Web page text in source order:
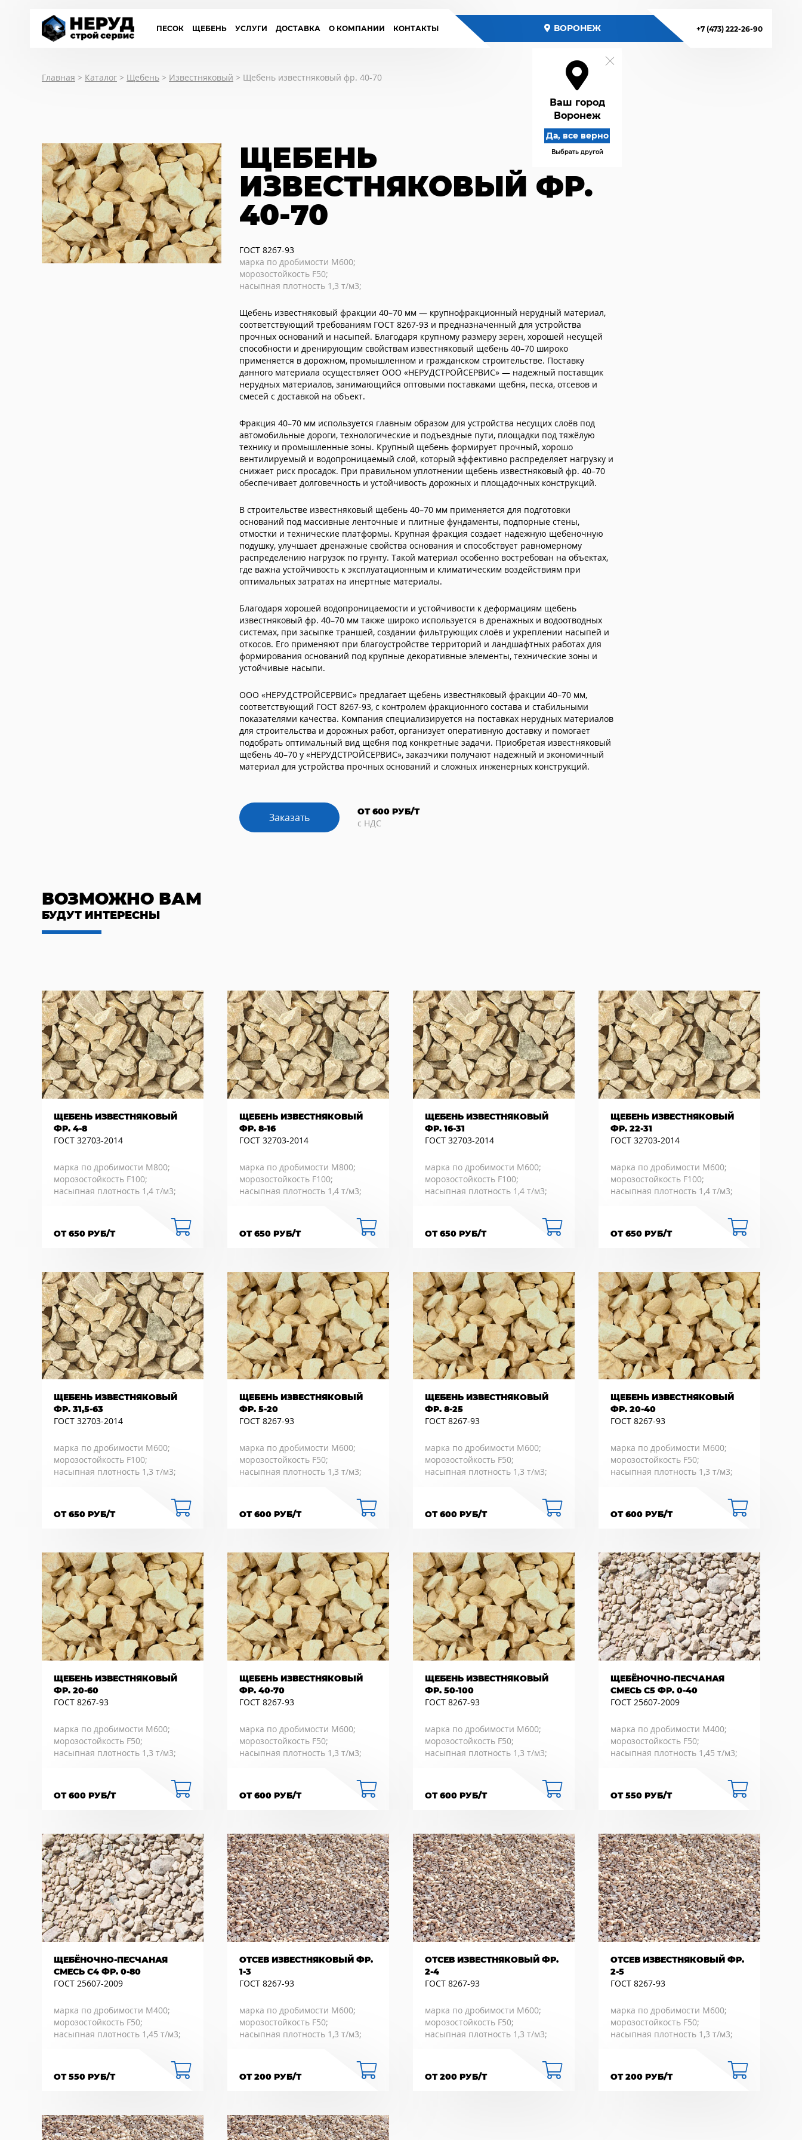
ПЕСОК ЩЕБЕНЬ УСЛУГИ ДОСТАВКА О КОМПАНИИ КОНТАКТЫ ВОРОНЕЖ
Ваш город
Воронеж
Да, все верно
Выбрать другой
+7 (473) 222-26-90
Главная > Каталог > Щебень > Известняковый > Щебень известняковый фр. 40-70
ЩЕБЕНЬ
ИЗВЕСТНЯКОВЫЙ ФР.
40-70
ГОСТ 8267-93
марка по дробимости М600;
морозостойкость F50;
насыпная плотность 1,3 т/м3;
Щебень известняковый фракции 40–70 мм — крупнофракционный нерудный материал,
соответствующий требованиям ГОСТ 8267-93 и предназначенный для устройства
прочных оснований и насыпей. Благодаря крупному размеру зерен, хорошей несущей
способности и дренирующим свойствам известняковый щебень 40–70 широко
применяется в дорожном, промышленном и гражданском строительстве. Поставку
данного материала осуществляет ООО «НЕРУДСТРОЙСЕРВИС» — надежный поставщик
нерудных материалов, занимающийся оптовыми поставками щебня, песка, отсевов и
смесей с доставкой на объект.
Фракция 40–70 мм используется главным образом для устройства несущих слоёв под
автомобильные дороги, технологические и подъездные пути, площадки под тяжёлую
технику и промышленные зоны. Крупный щебень формирует прочный, хорошо
вентилируемый и водопроницаемый слой, который эффективно распределяет нагрузку и
снижает риск просадок. При правильном уплотнении щебень известняковый фр. 40–70
обеспечивает долговечность и устойчивость дорожных и площадочных конструкций.
В строительстве известняковый щебень 40–70 мм применяется для подготовки
оснований под массивные ленточные и плитные фундаменты, подпорные стены,
отмостки и технические платформы. Крупная фракция создает надежную щебеночную
подушку, улучшает дренажные свойства основания и способствует равномерному
распределению нагрузок по грунту. Такой материал особенно востребован на объектах,
где важна устойчивость к эксплуатационным и климатическим воздействиям при
оптимальных затратах на инертные материалы.
Благодаря хорошей водопроницаемости и устойчивости к деформациям щебень
известняковый фр. 40–70 мм также широко используется в дренажных и водоотводных
системах, при засыпке траншей, создании фильтрующих слоёв и укреплении насыпей и
откосов. Его применяют при благоустройстве территорий и ландшафтных работах для
формирования оснований под крупные декоративные элементы, технические зоны и
устойчивые насыпи.
ООО «НЕРУДСТРОЙСЕРВИС» предлагает щебень известняковый фракции 40–70 мм,
соответствующий ГОСТ 8267-93, с контролем фракционного состава и стабильными
показателями качества. Компания специализируется на поставках нерудных материалов
для строительства и дорожных работ, организует оперативную доставку и помогает
подобрать оптимальный вид щебня под конкретные задачи. Приобретая известняковый
щебень 40–70 у «НЕРУДСТРОЙСЕРВИС», заказчики получают надежный и экономичный
материал для устройства прочных оснований и сложных инженерных конструкций.
Заказать ОТ 600 РУБ/Т
с НДС
ВОЗМОЖНО ВАМ
БУДУТ ИНТЕРЕСНЫ
ЩЕБЕНЬ ИЗВЕСТНЯКОВЫЙ
ФР. 4-8
ГОСТ 32703-2014
марка по дробимости М800;
морозостойкость F100;
насыпная плотность 1,4 т/м3;
ОТ 650 РУБ/Т
ЩЕБЕНЬ ИЗВЕСТНЯКОВЫЙ
ФР. 8-16
ГОСТ 32703-2014
марка по дробимости М800;
морозостойкость F100;
насыпная плотность 1,4 т/м3;
ОТ 650 РУБ/Т
ЩЕБЕНЬ ИЗВЕСТНЯКОВЫЙ
ФР. 16-31
ГОСТ 32703-2014
марка по дробимости М600;
морозостойкость F100;
насыпная плотность 1,4 т/м3;
ОТ 650 РУБ/Т
ЩЕБЕНЬ ИЗВЕСТНЯКОВЫЙ
ФР. 22-31
ГОСТ 32703-2014
марка по дробимости М600;
морозостойкость F100;
насыпная плотность 1,4 т/м3;
ОТ 650 РУБ/Т
ЩЕБЕНЬ ИЗВЕСТНЯКОВЫЙ
ФР. 31,5-63
ГОСТ 32703-2014
марка по дробимости М600;
морозостойкость F100;
насыпная плотность 1,3 т/м3;
ОТ 650 РУБ/Т
ЩЕБЕНЬ ИЗВЕСТНЯКОВЫЙ
ФР. 5-20
ГОСТ 8267-93
марка по дробимости М600;
морозостойкость F50;
насыпная плотность 1,3 т/м3;
ОТ 600 РУБ/Т
ЩЕБЕНЬ ИЗВЕСТНЯКОВЫЙ
ФР. 8-25
ГОСТ 8267-93
марка по дробимости М600;
морозостойкость F50;
насыпная плотность 1,3 т/м3;
ОТ 600 РУБ/Т
ЩЕБЕНЬ ИЗВЕСТНЯКОВЫЙ
ФР. 20-40
ГОСТ 8267-93
марка по дробимости М600;
морозостойкость F50;
насыпная плотность 1,3 т/м3;
ОТ 600 РУБ/Т
ЩЕБЕНЬ ИЗВЕСТНЯКОВЫЙ
ФР. 20-60
ГОСТ 8267-93
марка по дробимости М600;
морозостойкость F50;
насыпная плотность 1,3 т/м3;
ОТ 600 РУБ/Т
ЩЕБЕНЬ ИЗВЕСТНЯКОВЫЙ
ФР. 40-70
ГОСТ 8267-93
марка по дробимости М600;
морозостойкость F50;
насыпная плотность 1,3 т/м3;
ОТ 600 РУБ/Т
ЩЕБЕНЬ ИЗВЕСТНЯКОВЫЙ
ФР. 50-100
ГОСТ 8267-93
марка по дробимости М600;
морозостойкость F50;
насыпная плотность 1,3 т/м3;
ОТ 600 РУБ/Т
ЩЕБЁНОЧНО-ПЕСЧАНАЯ
СМЕСЬ С5 ФР. 0-40
ГОСТ 25607-2009
марка по дробимости М400;
морозостойкость F50;
насыпная плотность 1,45 т/м3;
ОТ 550 РУБ/Т
ЩЕБЁНОЧНО-ПЕСЧАНАЯ
СМЕСЬ С4 ФР. 0-80
ГОСТ 25607-2009
марка по дробимости М400;
морозостойкость F50;
насыпная плотность 1,45 т/м3;
ОТ 550 РУБ/Т
ОТСЕВ ИЗВЕСТНЯКОВЫЙ ФР.
1-3
ГОСТ 8267-93
марка по дробимости М600;
морозостойкость F50;
насыпная плотность 1,3 т/м3;
ОТ 200 РУБ/Т
ОТСЕВ ИЗВЕСТНЯКОВЫЙ ФР.
2-4
ГОСТ 8267-93
марка по дробимости М600;
морозостойкость F50;
насыпная плотность 1,3 т/м3;
ОТ 200 РУБ/Т
ОТСЕВ ИЗВЕСТНЯКОВЫЙ ФР.
2-5
ГОСТ 8267-93
марка по дробимости М600;
морозостойкость F50;
насыпная плотность 1,3 т/м3;
ОТ 200 РУБ/Т